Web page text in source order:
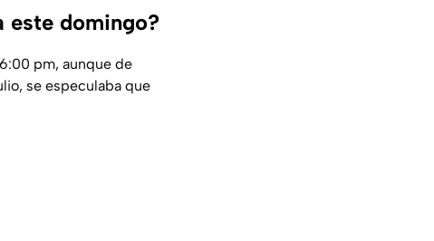
este domingo?
pm, aunque de
se especulaba que